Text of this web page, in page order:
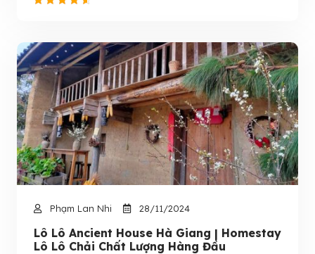
Phạm Lan Nhi 28/11/2024
Lô Lô Ancient House Hà Giang | Homestay
Lô Lô Chải Chất Lượng Hàng Đầu